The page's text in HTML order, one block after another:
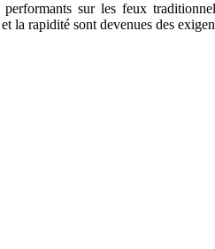
sur les feux
la rapidité sont devenues des